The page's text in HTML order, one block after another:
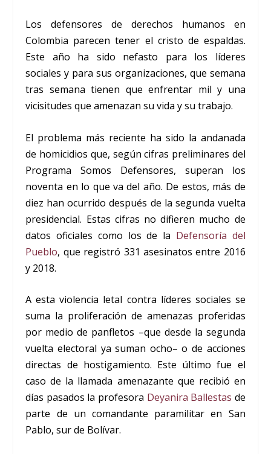
Los defensores de derechos humanos en
Colombia parecen tener el cristo de espaldas.
Este año ha sido nefasto para los líderes
sociales y para sus organizaciones, que semana
tras semana tienen que enfrentar mil y una
vicisitudes que amenazan su vida y su trabajo.
El problema más reciente ha sido la andanada
de homicidios que, según cifras preliminares del
Programa Somos Defensores, superan los
noventa en lo que va del año. De estos, más de
diez han ocurrido después de la segunda vuelta
presidencial. Estas cifras no difieren mucho de
datos oficiales como los de la Defensoría del
Pueblo, que registró 331 asesinatos entre 2016
y 2018.
A esta violencia letal contra líderes sociales se
suma la proliferación de amenazas proferidas
por medio de panfletos –que desde la segunda
vuelta electoral ya suman ocho– o de acciones
directas de hostigamiento. Este último fue el
caso de la llamada amenazante que recibió en
días pasados la profesora Deyanira Ballestas de
parte de un comandante paramilitar en San
Pablo, sur de Bolívar.